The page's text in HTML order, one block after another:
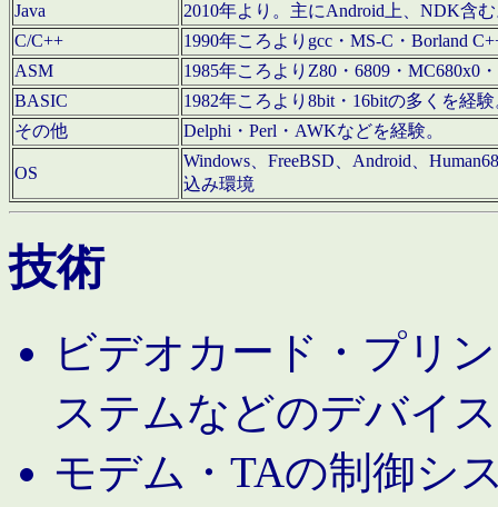
Java
2010年より。主にAndroid上、NDK含
C/C++
1990年ころよりgcc・MS-C・Borland
ASM
1985年ころよりZ80・6809・MC680x0
BASIC
1982年ころより8bit・16bitの多くを経
その他
Delphi・Perl・AWKなどを経験。
OS
Windows、FreeBSD、Android、
込み環境
技術
ビデオカード・プリ
ステムなどのデバイ
モデム・TAの制御シ